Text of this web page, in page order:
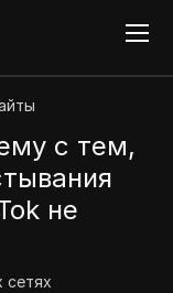
с тем,
не
сетях